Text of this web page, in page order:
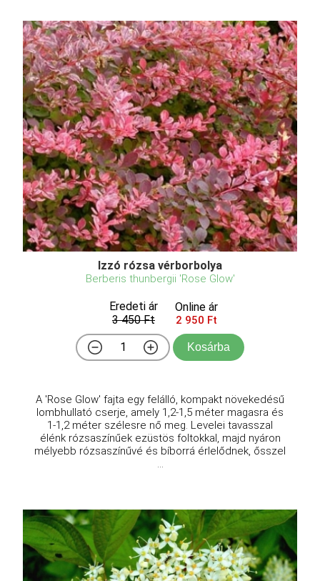
Izzó rózsa vérborbolya
Berberis thunbergii 'Rose Glow'
Eredeti ár
3 450 Ft
Online ár
2 950 Ft
Kosárba
A 'Rose Glow' fajta egy felálló, kompakt növekedésű
lombhullató cserje, amely 1,2-1,5 méter magasra és
1-1,2 méter szélesre nő meg. Levelei tavasszal
élénk rózsaszínűek ezüstös foltokkal, majd nyáron
mélyebb rózsaszínűvé és bíborrá érlelődnek, ősszel
...